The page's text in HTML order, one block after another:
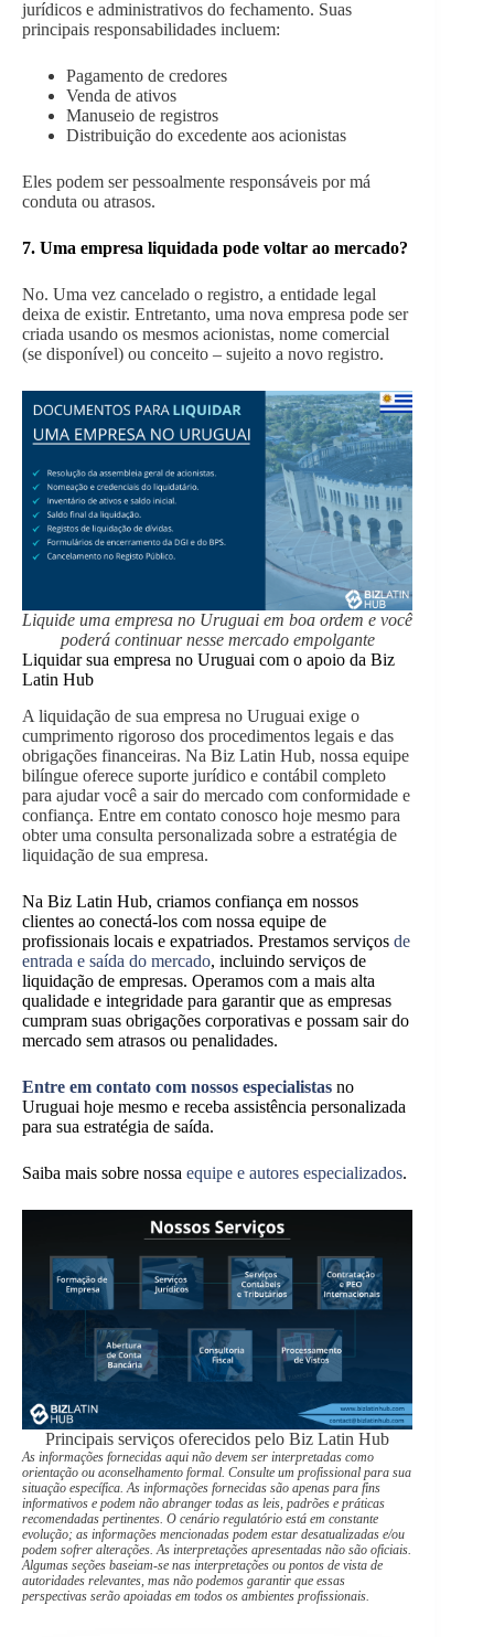
jurídicos e administrativos do fechamento. Suas
principais responsabilidades incluem:
Pagamento de credores
Venda de ativos
Manuseio de registros
Distribuição do excedente aos acionistas
Eles podem ser pessoalmente responsáveis por má
conduta ou atrasos.
7. Uma empresa liquidada pode voltar ao mercado?
No. Uma vez cancelado o registro, a entidade legal
deixa de existir. Entretanto, uma nova empresa pode ser
criada usando os mesmos acionistas, nome comercial
(se disponível) ou conceito – sujeito a novo registro.
Liquide uma empresa no Uruguai em boa ordem e você
poderá continuar nesse mercado empolgante
Liquidar sua empresa no Uruguai com o apoio da Biz
Latin Hub
A liquidação de sua empresa no Uruguai exige o
cumprimento rigoroso dos procedimentos legais e das
obrigações financeiras. Na Biz Latin Hub, nossa equipe
bilíngue oferece suporte jurídico e contábil completo
para ajudar você a sair do mercado com conformidade e
confiança. Entre em contato conosco hoje mesmo para
obter uma consulta personalizada sobre a estratégia de
liquidação de sua empresa.
Na Biz Latin Hub, criamos confiança em nossos
clientes ao conectá-los com nossa equipe de
profissionais locais e expatriados. Prestamos serviços de
entrada e saída do mercado, incluindo serviços de
liquidação de empresas. Operamos com a mais alta
qualidade e integridade para garantir que as empresas
cumpram suas obrigações corporativas e possam sair do
mercado sem atrasos ou penalidades.
Entre em contato com nossos especialistas no
Uruguai hoje mesmo e receba assistência personalizada
para sua estratégia de saída.
Saiba mais sobre nossa equipe e autores especializados.
Principais serviços oferecidos pelo Biz Latin Hub
As informações fornecidas aqui não devem ser interpretadas como
orientação ou aconselhamento formal. Consulte um profissional para sua
situação específica. As informações fornecidas são apenas para fins
informativos e podem não abranger todas as leis, padrões e práticas
recomendadas pertinentes. O cenário regulatório está em constante
evolução; as informações mencionadas podem estar desatualizadas e/ou
podem sofrer alterações. As interpretações apresentadas não são oficiais.
Algumas seções baseiam-se nas interpretações ou pontos de vista de
autoridades relevantes, mas não podemos garantir que essas
perspectivas serão apoiadas em todos os ambientes profissionais.